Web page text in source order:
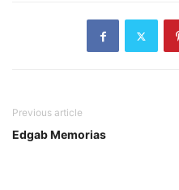
Previous article
Edgab Memorias